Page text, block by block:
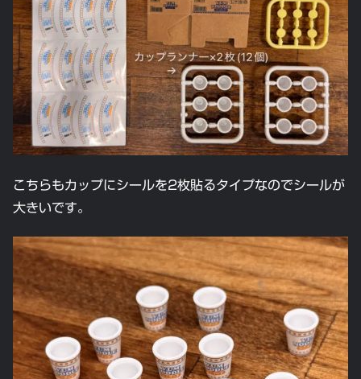
こちらもカップにシールを2枚貼るタイプなのでシールが
大きいです。